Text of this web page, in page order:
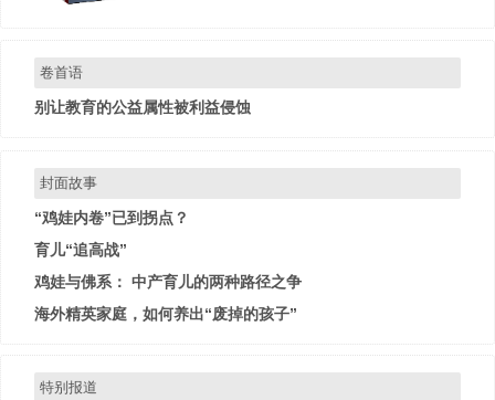
卷首语
别让教育的公益属性被利益侵蚀
封面故事
“鸡娃内卷”已到拐点？
育儿“追高战”
鸡娃与佛系： 中产育儿的两种路径之争
海外精英家庭，如何养出“废掉的孩子”
特别报道